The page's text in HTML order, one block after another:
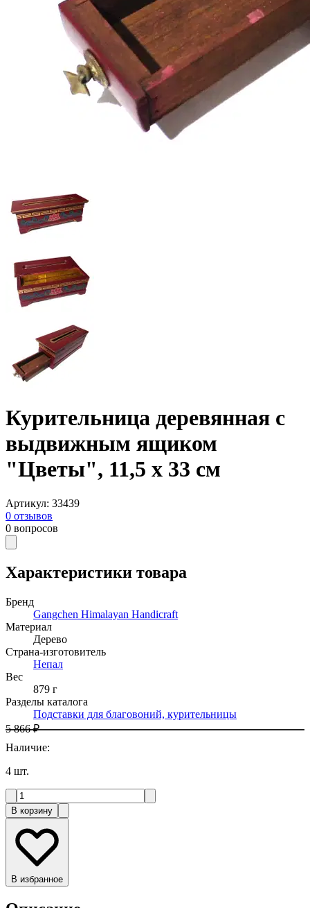
Курительница деревянная с
выдвижным ящиком
"Цветы", 11,5 х 33 см
Артикул: 33439
0 отзывов
0 вопросов
Характеристики товара
Бренд
Gangchen Himalayan Handicraft
Материал
Дерево
Страна-изготовитель
Непал
Вес
879 г
Разделы каталога
Подставки для благовоний, курительницы
5 866 ₽
Наличие:
4 шт.
В корзину
В избранное